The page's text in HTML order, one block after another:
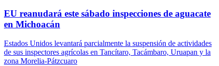
EU reanudará este sábado inspecciones de aguacate
en Michoacán
Estados Unidos levantará parcialmente la suspensión de actividades
de sus inspectores agrícolas en Tancítaro, Tacámbaro, Uruapan y la
zona Morelia-Pátzcuaro